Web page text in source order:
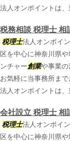
法人オンポイントは、
税務相談 税理士 相
税理士法人オンポイ
区を中心に神奈川県
ンチャー創業や事業の
お気軽に当事務所ま
法人オンポイントは、
会社設立 税理士 相
税理士法人オンポイ
区を中心に神奈川県